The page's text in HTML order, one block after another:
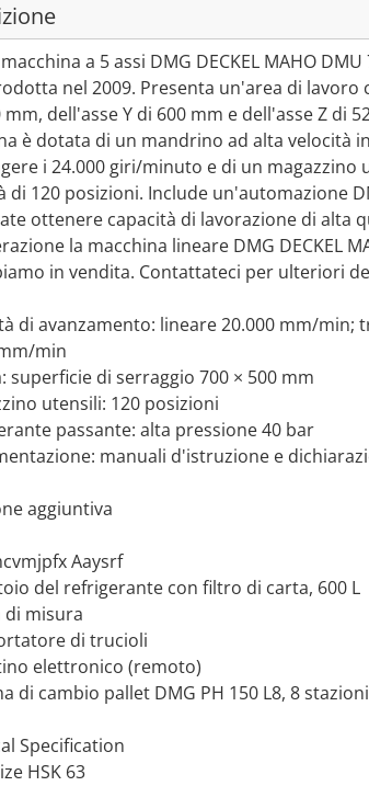
a 5 assi DMG DECKEL MAHO DMU
nel 2009. Presenta un'area di lavoro
mm, dell'asse Y di 600 mm e dell'asse Z di
è dotata di un mandrino ad alta velocità
i 24.000 giri/minuto e di un magazzino
di 120 posizioni. Include un'automazione
ottenere capacità di lavorazione di alta
la macchina lineare DMG DECKEL
in vendita. Contattateci per ulteriori
di avanzamento: lineare 20.000 mm/min;
min
superficie di serraggio 700 × 500 mm
utensili: 120 posizioni
passante: alta pressione 40 bar
manuali d'istruzione e
aggiuntiva
Aaysrf
del refrigerante con filtro di carta, 600 L
di misura
di trucioli
elettronico (remoto)
di cambio pallet DMG PH 150 L8, 8
Specification
HSK 63